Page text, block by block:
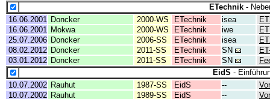
ETechnik-
16.06.2001
Doncker 2000-WS ETechnik isea
16.06.2001
Mokwa 2000-WS ETechnik iwe
25.07.2006 Doncker 2006-SS ETechnik isea
08.02.2012 Doncker 2011-SS ETechnik SN
03.01.2012 Doncker 2011-SS ETechnik SN
EidS -
10.07.2002 Rauhut 1987-SS EidS --
10.07.2002 Rauhut 1989-SS EidS --